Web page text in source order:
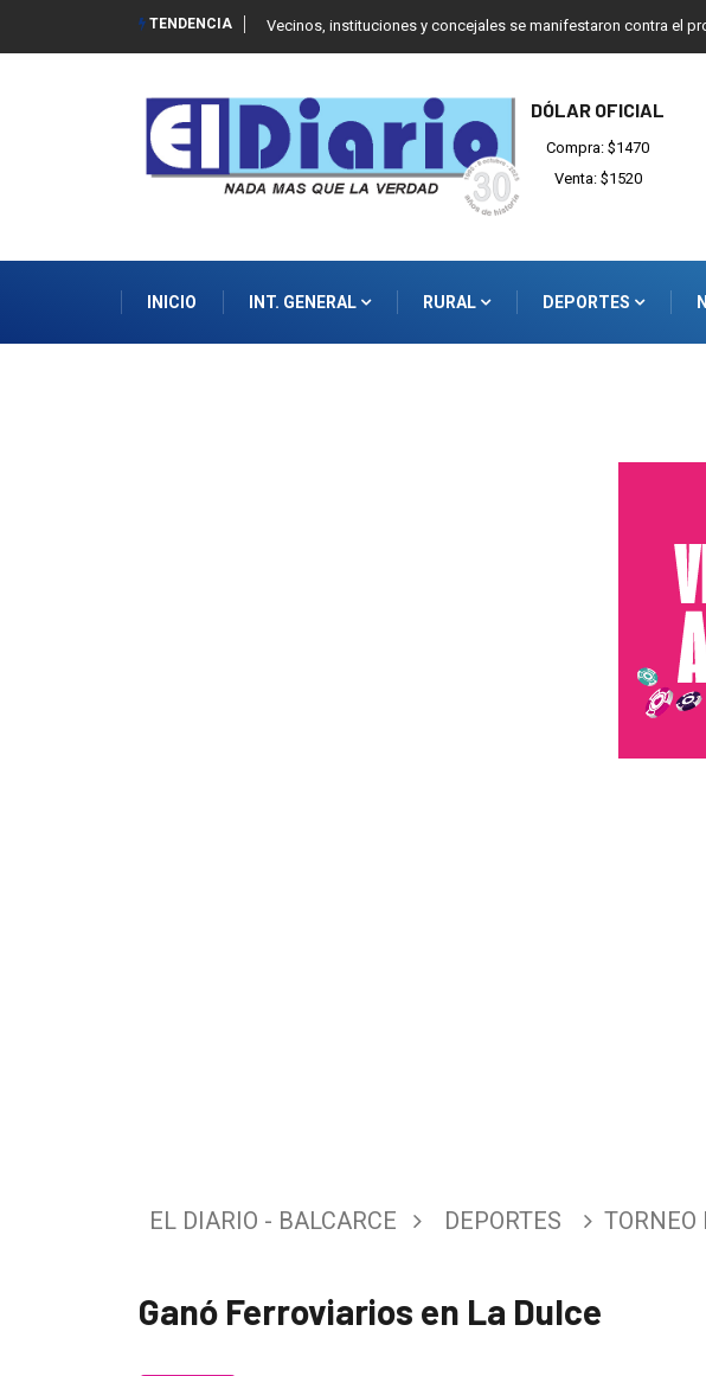
TENDENCIA Vecinos, instituciones y concejales se manifestaron contra el
DÓLAR OFICIAL
Compra: $1470
Venta: $1520
INICIO INT. GENERAL RURAL DEPORTES
EL DIARIO - BALCARCE DEPORTES TORNEO
Ganó Ferroviarios en La Dulce